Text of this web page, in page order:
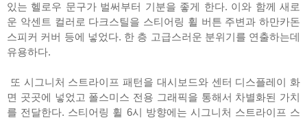
있는 헬로우 문구가 벌써부터 기분을 좋게 한다. 이와 함께 새로
운 악센트 컬러로 다크스틸을 스티어링 휠 버튼 주변과 하만카돈
스피커 커버 등에 넣었다. 한 층 고급스러운 분위기를 연출하는데
유용하다.
또 시그니처 스트라이프 패턴을 대시보드와 센터 디스플레이 화
면 곳곳에 넣었고 폴스미스 전용 그래픽을 통해서 차별화된 가치
를 전달한다. 스티어링 휠 6시 방향에는 시그니처 스트라이프 스